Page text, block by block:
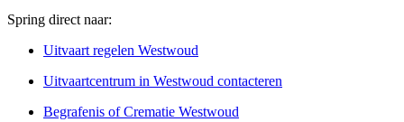
Spring direct naar:
Uitvaart regelen Westwoud
Uitvaartcentrum in Westwoud contacteren
Begrafenis of Crematie Westwoud